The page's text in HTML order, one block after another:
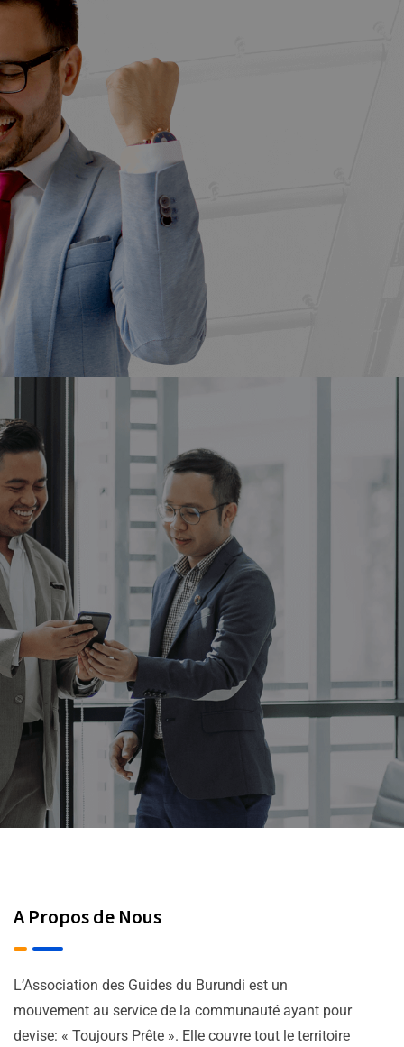
A Propos de Nous
L’Association des Guides du Burundi est un
mouvement au service de la communauté ayant pour
devise: « Toujours Prête ». Elle couvre tout le territoire